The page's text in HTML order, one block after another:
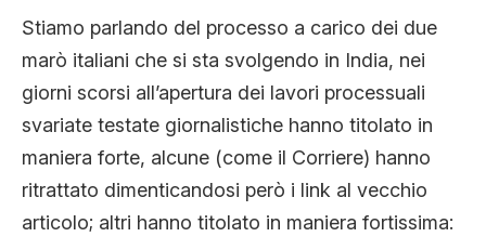
CLIMA ED ENERGIA
CONTATTI
CHI SIAMO
Stiamo parlando del processo a carico dei due
marò italiani che si sta svolgendo in India, nei
giorni scorsi all’apertura dei lavori processuali
svariate testate giornalistiche hanno titolato in
maniera forte, alcune (come il Corriere) hanno
ritrattato dimenticandosi però i link al vecchio
articolo; altri hanno titolato in maniera fortissima: